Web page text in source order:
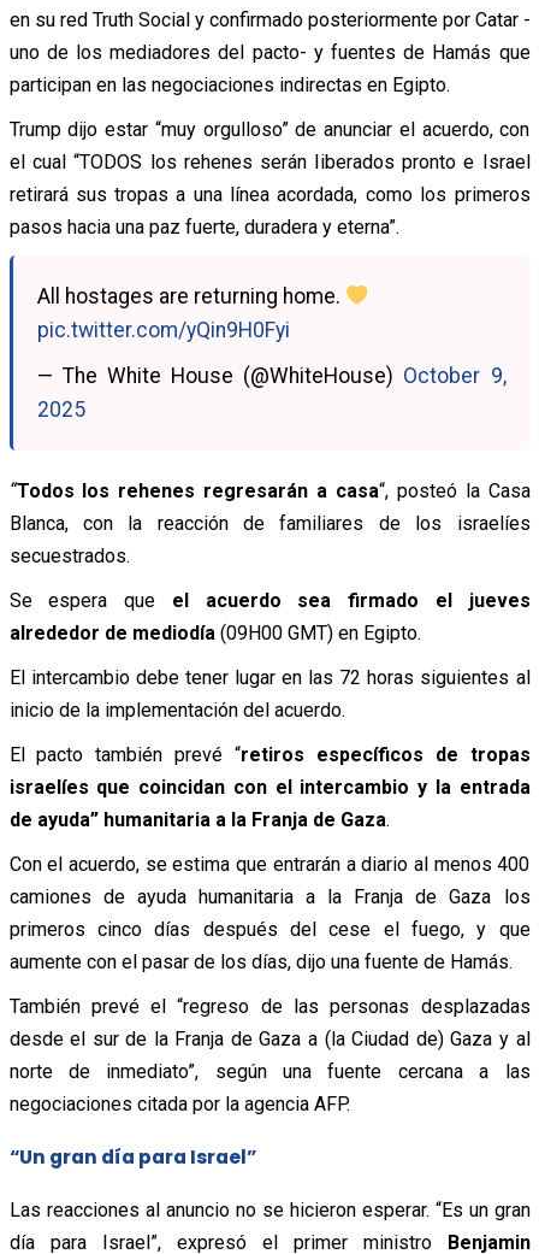
en su red Truth Social y confirmado posteriormente por Catar -
uno de los mediadores del pacto- y fuentes de Hamás que
participan en las negociaciones indirectas en Egipto.
Trump dijo estar “muy orgulloso” de anunciar el acuerdo, con
el cual “TODOS los rehenes serán liberados pronto e Israel
retirará sus tropas a una línea acordada, como los primeros
pasos hacia una paz fuerte, duradera y eterna”.
All hostages are returning home.
pic.twitter.com/yQin9H0Fyi
— The White House (@WhiteHouse) October 9,
2025
“Todos los rehenes regresarán a casa“, posteó la Casa
Blanca, con la reacción de familiares de los israelíes
secuestrados.
Se espera que el acuerdo sea firmado el jueves
alrededor de mediodía (09H00 GMT) en Egipto.
El intercambio debe tener lugar en las 72 horas siguientes al
inicio de la implementación del acuerdo.
El pacto también prevé “retiros específicos de tropas
israelíes que coincidan con el intercambio y la entrada
de ayuda” humanitaria a la Franja de Gaza.
Con el acuerdo, se estima que entrarán a diario al menos 400
camiones de ayuda humanitaria a la Franja de Gaza los
primeros cinco días después del cese el fuego, y que
aumente con el pasar de los días, dijo una fuente de Hamás.
También prevé el “regreso de las personas desplazadas
desde el sur de la Franja de Gaza a (la Ciudad de) Gaza y al
norte de inmediato”, según una fuente cercana a las
negociaciones citada por la agencia AFP.
“Un gran día para Israel”
Las reacciones al anuncio no se hicieron esperar. “Es un gran
día para Israel”, expresó el primer ministroBenjamin